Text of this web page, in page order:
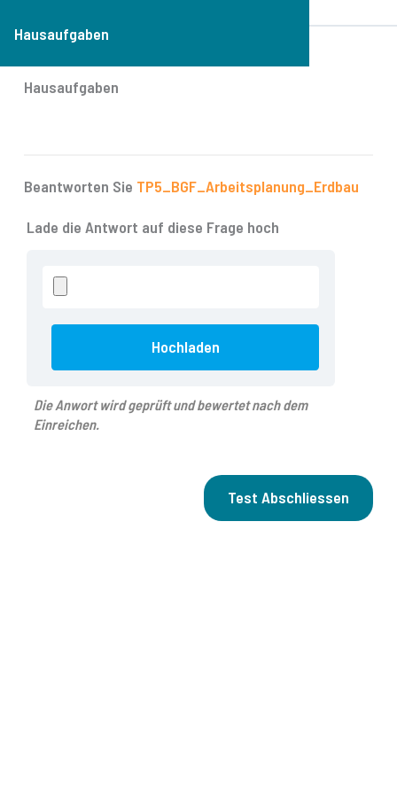
Hausaufgaben
Hausaufgaben
Beantworten Sie TP5_BGF_Arbeitsplanung_Erdbau
Lade die Antwort auf diese Frage hoch
Die Anwort wird geprüft und bewertet nach dem
Einreichen.